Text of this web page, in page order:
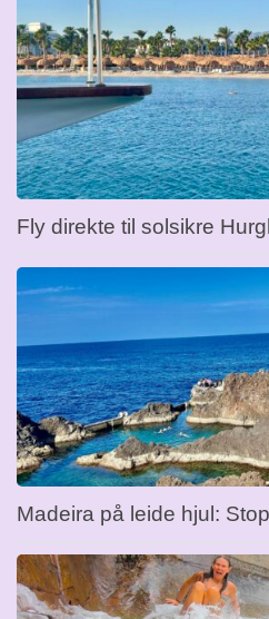
Fly direkte til solsikre
Madeira på leide hjul: